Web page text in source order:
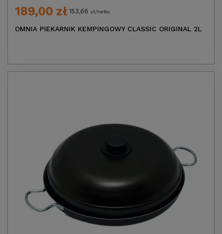
189,00 zł 153,66 zł/netto
OMNIA PIEKARNIK KEMPINGOWY CLASSIC ORIGINAL 2L